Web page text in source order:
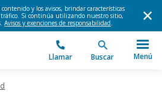
y los avisos, brindar características
tráfico. Si continúa utilizando nuestro sitio,
Avisos y exenciones de responsabilidad.
Llamar Buscar Menú